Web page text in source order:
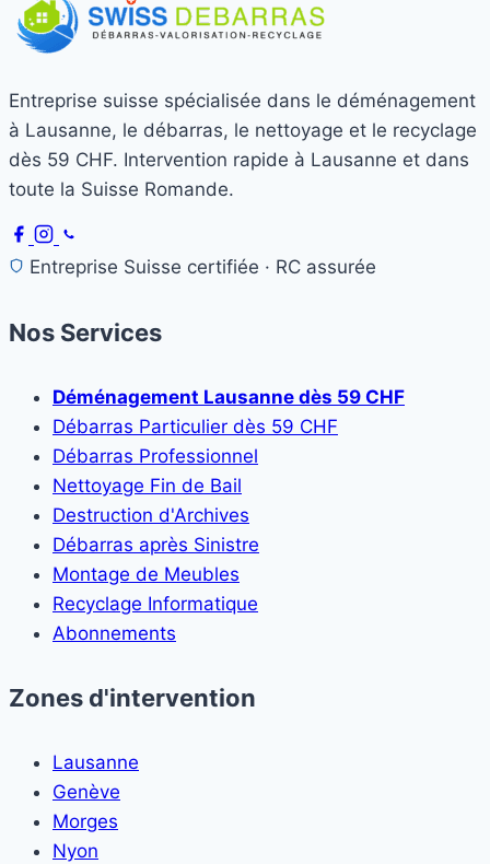
Entreprise suisse spécialisée dans le déménagement
à Lausanne, le débarras, le nettoyage et le recyclage
dès 59 CHF. Intervention rapide à Lausanne et dans
toute la Suisse Romande.
Entreprise Suisse certifiée · RC assurée
Nos Services
Déménagement Lausanne dès 59 CHF
Débarras Particulier dès 59 CHF
Débarras Professionnel
Nettoyage Fin de Bail
Destruction d'Archives
Débarras après Sinistre
Montage de Meubles
Recyclage Informatique
Abonnements
Zones d'intervention
Lausanne
Genève
Morges
Nyon